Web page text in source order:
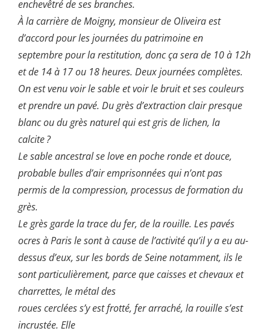
enchevêtré de ses branches.
À la carrière de Moigny, monsieur de Oliveira est
d’accord pour les journées du patrimoine en
septembre pour la restitution, donc ça sera de 10 à 12h
et de 14 à 17 ou 18 heures. Deux journées complètes.
On est venu voir le sable et voir le bruit et ses couleurs
et prendre un pavé. Du grès d’extraction clair presque
blanc ou du grès naturel qui est gris de lichen, la
calcite ?
Le sable ancestral se love en poche ronde et douce,
probable bulles d’air emprisonnées qui n’ont pas
permis de la compression, processus de formation du
grès.
Le grès garde la trace du fer, de la rouille. Les pavés
ocres à Paris le sont à cause de l’activité qu’il y a eu au-
dessus d’eux, sur les bords de Seine notamment, ils le
sont particulièrement, parce que caisses et chevaux et
charrettes, le métal des
roues cerclées s’y est frotté, fer arraché, la rouille s’est
incrustée. Elle